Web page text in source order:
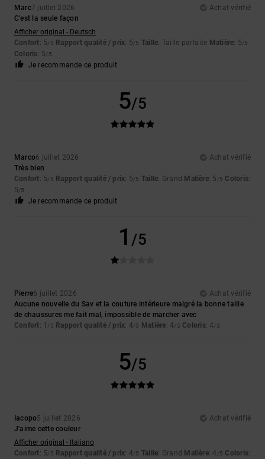
Marc7 juillet 2026
Achat vérifié
C'est la seule façon
Afficher original - Deutsch
Confort: 5/5 Rapport qualité / prix: 5/5 Taille: Taille parfaite Matière: 5/5
Coloris: 5/5
Je recommande ce produit
5/5
Marco6 juillet 2026
Achat vérifié
Très bien
Confort: 5/5 Rapport qualité / prix: 5/5 Taille: Grand Matière: 5 /5 Coloris:
5/5
Je recommande ce produit
1 /5
Pierre6 juillet 2026
Achat vérifié
Aucune nouvelle du Sav et la couture intérieure malgré la bonne taille
de chaussures me fait mal, impossible de marcher avec
Confort: 1 /5 Rapport qualité / prix: 4/5 Matière: 4/5 Coloris: 4/5
5/5
Iacopo5 juillet 2026
Achat vérifié
J'aime cette couleur
Afficher original - Italiano
Confort: 5/5 Rapport qualité / prix: 4/5 Taille: Grand Matière: 4 /5 Coloris: